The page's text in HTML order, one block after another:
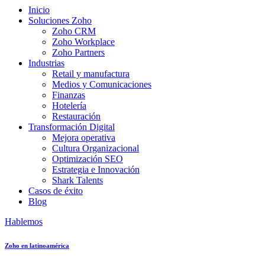
Inicio
Soluciones Zoho
Zoho CRM
Zoho Workplace
Zoho Partners
Industrias
Retail y manufactura
Medios y Comunicaciones
Finanzas
Hotelería
Restauración
Transformación Digital
Mejora operativa
Cultura Organizacional
Optimización SEO
Estrategia e Innovación
Shark Talents
Casos de éxito
Blog
Hablemos
Zoho en latinoamérica